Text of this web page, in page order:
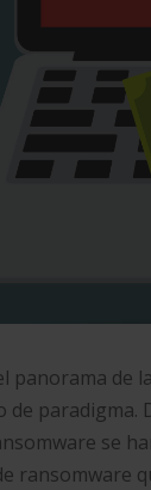
panorama de
paradigma.
se
ransomware